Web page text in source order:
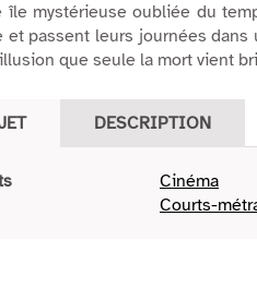
île mystérieuse oubliée du
et passent leurs journées dans
que seule la mort vient
DESCRIPTION
Cinéma
Courts-